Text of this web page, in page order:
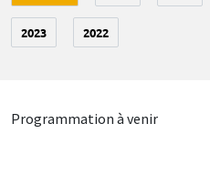
2023 2022
Programmation à venir